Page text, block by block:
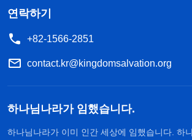
연락하기
+82-1566-2851
contact.kr@kingdomsalvation.org
하나님나라가 임했습니다.
하나님나라가 이미 인간 세상에 임했습니다. 하